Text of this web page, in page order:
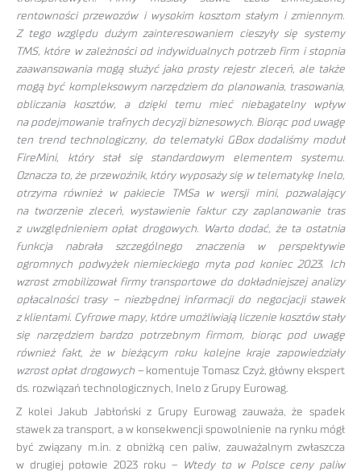
rentowności przewozów i wysokim kosztom stałym i zmiennym.
Z tego względu dużym zainteresowaniem cieszyły się systemy
TMS, które w zależności od indywidualnych potrzeb firm i stopnia
zaawansowania mogą służyć jako prosty rejestr zleceń, ale także
mogą być kompleksowym narzędziem do planowania, trasowania,
obliczania kosztów, a dzięki temu mieć niebagatelny wpływ
na podejmowanie trafnych decyzji biznesowych. Biorąc pod uwagę
ten trend technologiczny, do telematyki GBox dodaliśmy moduł
FireMini, który stał się standardowym elementem systemu.
Oznacza to, że przewoźnik, który wyposaży się w telematykę Inelo,
otrzyma również w pakiecie TMSa w wersji mini, pozwalający
na tworzenie zleceń, wystawienie faktur czy zaplanowanie tras
z uwzględnieniem opłat drogowych. Warto dodać, że ta ostatnia
funkcja nabrała szczególnego znaczenia w perspektywie
ogromnych podwyżek niemieckiego myta pod koniec 2023. Ich
wzrost zmobilizował firmy transportowe do dokładniejszej analizy
opłacalności trasy – niezbędnej informacji do negocjacji stawek
z klientami. Cyfrowe mapy, które umożliwiają liczenie kosztów stały
się narzędziem bardzo potrzebnym firmom, biorąc pod uwagę
również fakt, że w bieżącym roku kolejne kraje zapowiedziały
wzrost opłat drogowych – komentuje Tomasz Czyż, główny ekspert
ds. rozwiązań technologicznych, Inelo z Grupy Eurowag.
Z kolei Jakub Jabłoński z Grupy Eurowag zauważa, że spadek
stawek za transport, a w konsekwencji spowolnienie na rynku mógł
być związany m.in. z obniżką cen paliw, zauważalnym zwłaszcza
w drugiej połowie 2023 roku –
Wtedy to w Polsce ceny paliw